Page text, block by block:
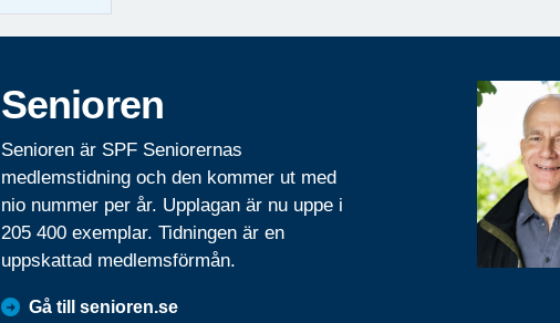
Senioren
Senioren är SPF Seniorernas
medlemstidning och den kommer ut med
nio nummer per år. Upplagan är nu uppe i
205 400 exemplar. Tidningen är en
uppskattad medlemsförmån.
Gå till senioren.se